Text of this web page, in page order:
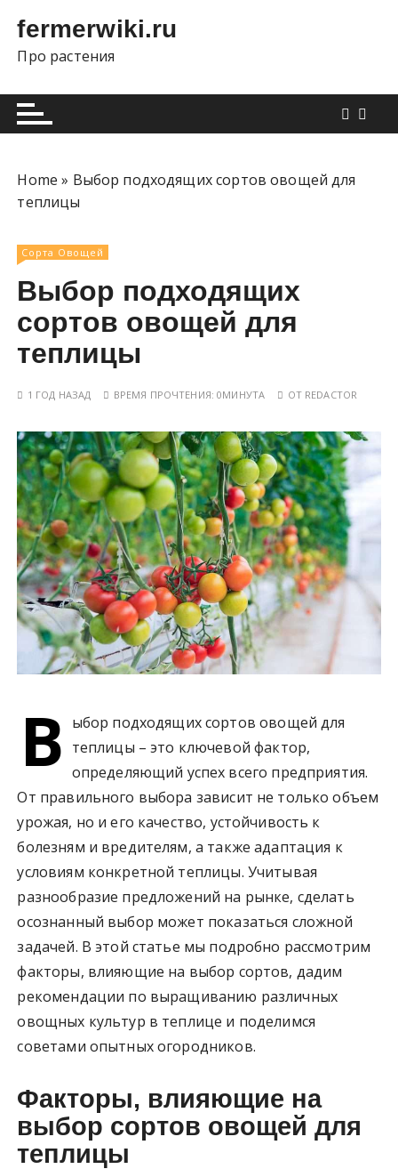
й
fermerwiki.ru
Про растения
Home » Выбор подходящих сортов овощей для
теплицы
Сорта Овощей
Выбор подходящих
сортов овощей для
теплицы
1 ГОД НАЗАД ВРЕМЯ ПРОЧТЕНИЯ:0МИНУТА ОТ REDACTOR
В ыбор подходящих сортов овощей для
теплицы – это ключевой фактор,
определяющий успех всего предприятия.
От правильного выбора зависит не только объем
урожая, но и его качество, устойчивость к
болезням и вредителям, а также адаптация к
условиям конкретной теплицы. Учитывая
разнообразие предложений на рынке, сделать
осознанный выбор может показаться сложной
задачей. В этой статье мы подробно рассмотрим
факторы, влияющие на выбор сортов, дадим
рекомендации по выращиванию различных
овощных культур в теплице и поделимся
советами опытных огородников.
Факторы, влияющие на
выбор сортов овощей для
теплицы